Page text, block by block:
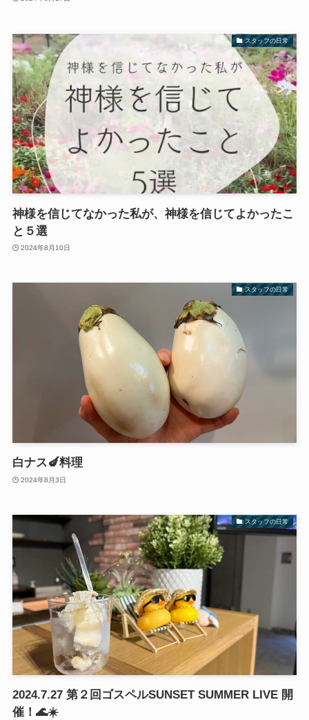
スタッフの日常
神様を信じてなかった私が、神様を信じてよかったこ
と５選
2024年8月10日
スタッフの日常
白ナス🍆料理
2024年8月3日
スタッフの日常
2024.7.27 第２回ゴスペルSUNSET SUMMER LIVE 開
催！🌊☀️